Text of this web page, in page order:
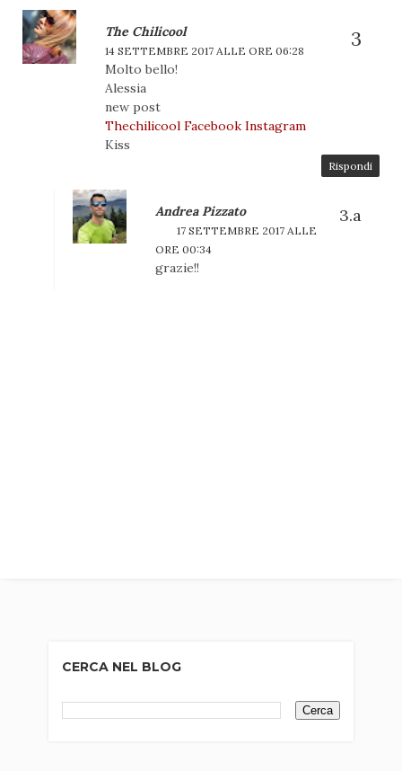
The Chilicool
14 SETTEMBRE 2017 ALLE ORE 06:28
Molto bello!
Alessia
new post
Thechilicool Facebook Instagram
Kiss
Rispondi
Andrea Pizzato
17 SETTEMBRE 2017 ALLE
ORE 00:34
grazie!!
CERCA NEL BLOG